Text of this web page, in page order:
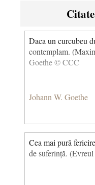
Daca un curcubeu
contemplam.
Goethe © CCC
Johann W. Goethe
Cea mai pură
de suferință.